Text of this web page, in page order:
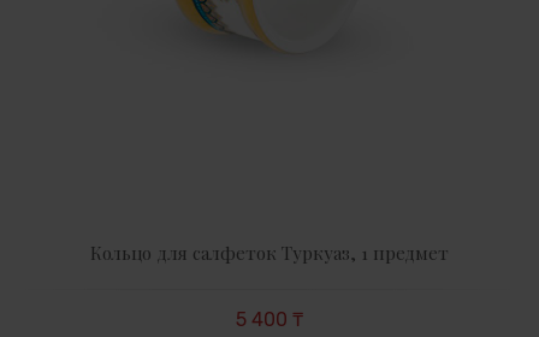
Кольцо для салфеток Туркуаз, 1 предмет
5 400 ₸